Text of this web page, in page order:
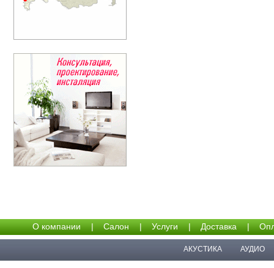
О компании | Салон | Услуги | Доставка |
АКУСТИКА АУДИО